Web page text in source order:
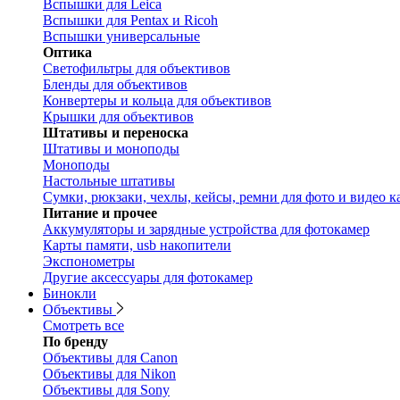
Вспышки для Leica
Вспышки для Pentax и Ricoh
Вспышки универсальные
Оптика
Светофильтры для объективов
Бленды для объективов
Конвертеры и кольца для объективов
Крышки для объективов
Штативы и переноска
Штативы и моноподы
Моноподы
Настольные штативы
Сумки, рюкзаки, чехлы, кейсы, ремни для фото и видео
Питание и прочее
Аккумуляторы и зарядные устройства для фотокамер
Карты памяти, usb накопители
Экспонометры
Другие аксессуары для фотокамер
Бинокли
Объективы
Смотреть все
По бренду
Объективы для Canon
Объективы для Nikon
Объективы для Sony